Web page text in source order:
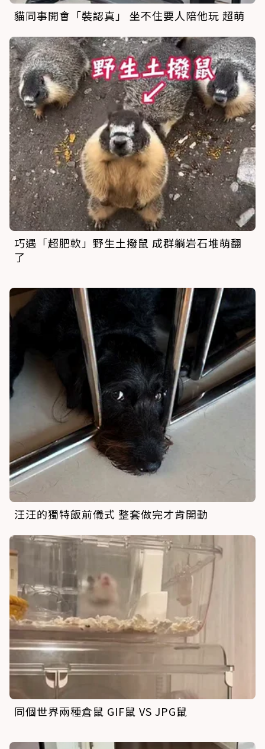
貓同事開會「裝認真」 坐不住要人陪他玩 超萌
巧遇「超肥軟」野生土撥鼠 成群躺岩石堆萌翻
了
汪汪的獨特飯前儀式 整套做完才肯開動
同個世界兩種倉鼠 GIF鼠 VS JPG鼠